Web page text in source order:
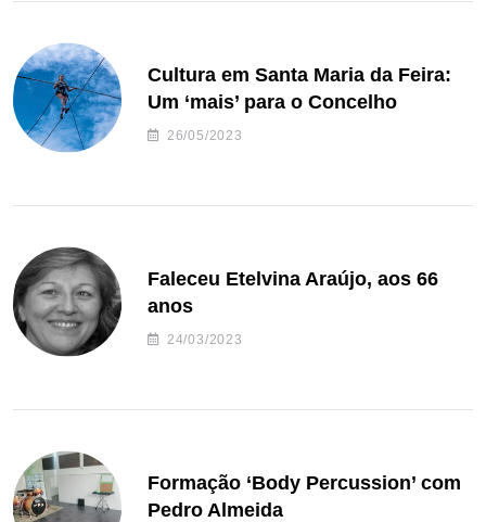
Cultura em Santa Maria da Feira:
Um ‘mais’ para o Concelho
26/05/2023
Faleceu Etelvina Araújo, aos 66
anos
24/03/2023
Formação ‘Body Percussion’ com
Pedro Almeida